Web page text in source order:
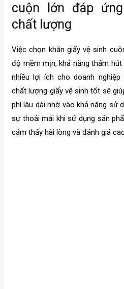
cuộn lớn đáp
chất lượng
Việc chọn khăn giấy vệ sinh
độ mềm mịn, khả năng thấm
nhiều lợi ích cho doanh
chất lượng giấy vệ sinh tốt sẽ
phí lâu dài nhờ vào khả năng sử
sự thoải mái khi sử dụng sản
cảm thấy hài lòng và đánh giá